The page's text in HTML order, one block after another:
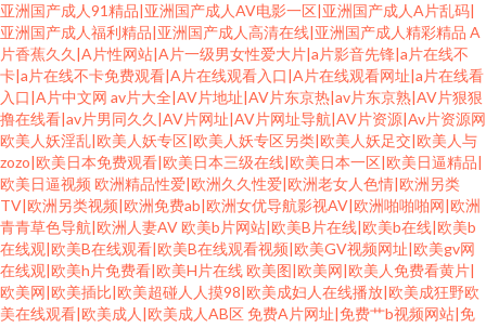
亚洲国产成人91精品|亚洲国产成人AV电影一区|亚洲国产成人A片乱码|
亚洲国产成人福利精品|亚洲国产成人高清在线|亚洲国产成人精彩精品 A
片香蕉久久|A片性网站|A片一级男女性爱大片|a片影音先锋|a片在线不
卡|a片在线不卡免费观看|A片在线观看入口|A片在线观看网址|a片在线看
入口|A片中文网 av片大全|AV片地址|AV片东京热|av片东京熟|AV片狠狠
撸在线看|av片男同久久|AV片网址|AV片网址导航|AV片资源|Av片资源网
欧美人妖淫乱|欧美人妖专区|欧美人妖专区另类|欧美人妖足交|欧美人与
zozo|欧美日本免费观看|欧美日本三级在线|欧美日本一区|欧美日逼精品|
欧美日逼视频 欧洲精品性爱|欧洲久久性爱|欧洲老女人色情|欧洲另类
TV|欧洲另类视频|欧洲免费ab|欧洲女优导航影视AV|欧洲啪啪啪网|欧洲
青青草色导航|欧洲人妻AV欧美b片网站|欧美B片在线|欧美b在线|欧美b
在线观|欧美B在线观看|欧美B在线观看视频|欧美GV视频网址|欧美gv网
在线观|欧美h片免费看|欧美H片在线欧美图|欧美网|欧美人免费看黄片|
欧美网|欧美插比|欧美超碰人人摸98|欧美成妇人在线播放|欧美成狂野欧
美在线观看|欧美成人|欧美成人AB区免费A片网址|免费艹b视频网站|免